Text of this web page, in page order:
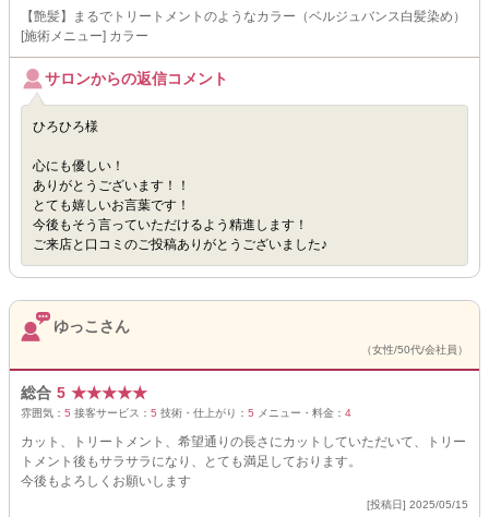
【艶髪】まるでトリートメントのようなカラー（ベルジュバンス白髪染め）
[施術メニュー] カラー
サロンからの返信コメント
ひろひろ様
心にも優しい！
ありがとうございます！！
とても嬉しいお言葉です！
今後もそう言っていただけるよう精進します！
ご来店と口コミのご投稿ありがとうございました♪
ゆっこさん
（女性/50代/会社員）
総合 5 ★★★★★
雰囲気： 5 接客サービス： 5 技術・仕上がり： 5 メニュー・料金： 4
カット、トリートメント、希望通りの長さにカットしていただいて、トリー
トメント後もサラサラになり、とても満足しております。
今後もよろしくお願いします
[投稿日] 2025/05/15